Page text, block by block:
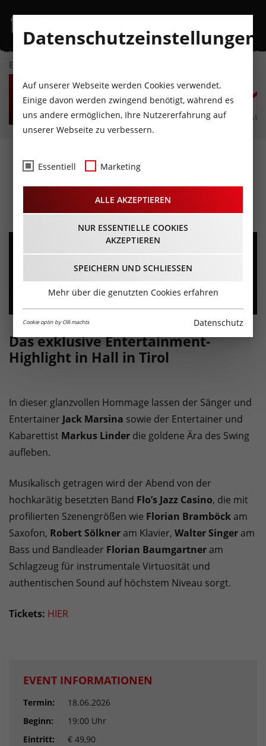
EVENTKALENDER
SA
8
AUGUST
SO
9
AUGUST
MO
10
AUGUST
DI
11
AUGUST
MI
12
AUGUST
Frank Sinatra & Louis
Armstrong Tribute Show
18.06.2026 - Beginn 19:00 Uhr
Das exklusive Entertainment-
Highlight in Hall in Tirol
In dieser glanzvollen Hommage lassen der Sänger und
Entertainer Jack Marsina sowie der Entertainer und
Kabarettist Markus Linder die goldene Ära des Swing
aufleben.
Musikalisch getragen wird der Abend von der
hochkarätig besetzten Band Flo’s Jazz Casino, die mit
profilierten Szenengrößen wie Florian Bramböck am
Saxofon, Robert Sölkner am Klavier, Walter Singer am
Bass und Bandleader Florian Baumgartner am
Schlagzeug für instrumentale Virtuosität und
authentischen Sound auf höchstem Niveau sorgt.
Tickets: HIER
EVENT INFORMATIONEN
Termin:
18.06.2026
Beginn:
19:00 Uhr
Eintritt:
€ 49,90
Datenschutzeinstellungen
Auf unserer Webseite werden Cookies verwendet.
Einige davon werden zwingend benötigt, während es
uns andere ermöglichen, Ihre Nutzererfahrung auf
unserer Webseite zu verbessern.
Essentiell Marketing
ALLE AKZEPTIEREN
NUR ESSENTIELLE COOKIES
AKZEPTIEREN
SPEICHERN UND SCHLIESSEN
Mehr über die genutzten Cookies erfahren
Cookie optin by Olli machts Datenschutz